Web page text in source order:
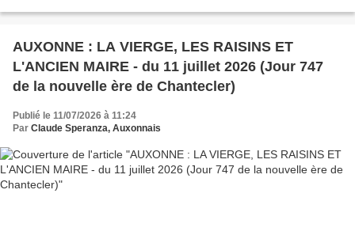
AUXONNE : LA VIERGE, LES RAISINS ET
L'ANCIEN MAIRE - du 11 juillet 2026 (Jour 747
de la nouvelle ère de Chantecler)
Publié le 11/07/2026 à 11:24
Par Claude Speranza, Auxonnais